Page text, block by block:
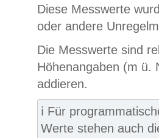
Diese Messwerte
oder andere
Die Messwerte sind
Höhenangaben (m ü.
addieren.
ℹ️ Für
Werte stehen auch